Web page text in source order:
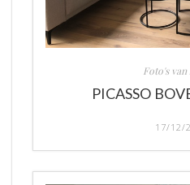
Foto's
PICASSO
17/12/